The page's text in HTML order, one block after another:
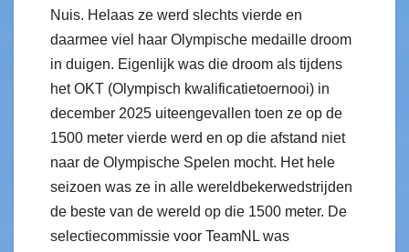
Nuis. Helaas ze werd slechts vierde en
daarmee viel haar Olympische medaille droom
in duigen. Eigenlijk was die droom als tijdens
het OKT (Olympisch kwalificatietoernooi) in
december 2025 uiteengevallen toen ze op de
1500 meter vierde werd en op die afstand niet
naar de Olympische Spelen mocht. Het hele
seizoen was ze in alle wereldbekerwedstrijden
de beste van de wereld op die 1500 meter. De
selectiecommissie voor TeamNL was